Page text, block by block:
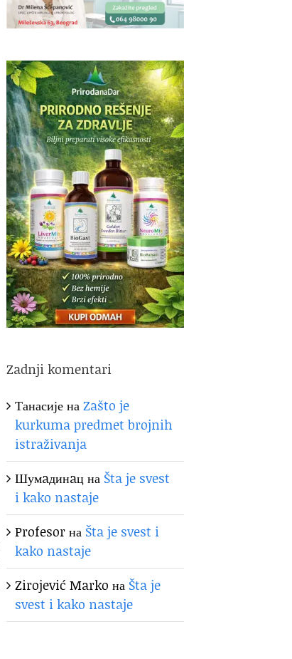
Zadnji komentari
ТанасијенаZašto je
kurkuma predmet brojnih
istraživanja
Шумaдинaцна Šta je svest
i kako nastaje
Profesorна Šta je svest i
kako nastaje
Zirojević Marko на Šta je
svest i kako nastaje